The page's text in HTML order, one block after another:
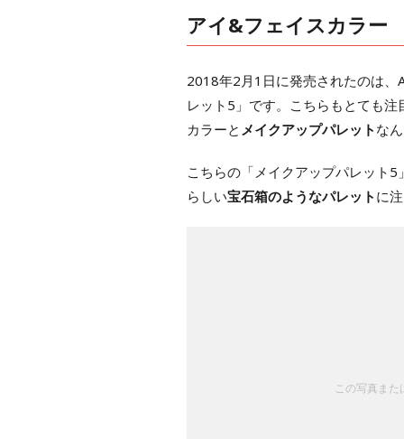
アイ&フェイスカラー
2018年2月1日に発売されたのは
レット5」です。こちらもとても
カラーと メイクアップパレット な
こちらの「メイクアップパレット
らしい宝石箱のようなパレット に
この写真ま